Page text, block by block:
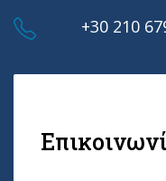
+30 210